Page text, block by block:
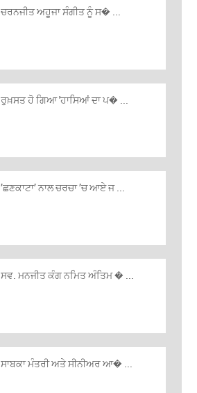
ਚਰਨਜੀਤ ਅਹੂਜਾ ਸੰਗੀਤ ਨੂੰ ਸ� ...
ਰੁਖ਼ਸਤ ਹੋ ਗਿਆ 'ਹਾਸਿਆਂ ਦਾ ਪ� ...
’ਛਣਕਾਟਾ’ ਨਾਲ ਚਰਚਾ ’ਚ ਆਏ ਜ ...
ਸਵ. ਮਨਜੀਤ ਕੰਗ ਨਮਿਤ ਅੰਤਿਮ � ...
ਸਾਬਕਾ ਮੰਤਰੀ ਅਤੇ ਸੀਨੀਅਰ ਆ� ...